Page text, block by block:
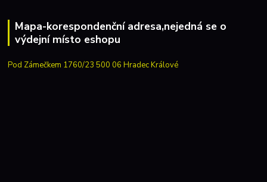
Mapa-korespondenční adresa,nejedná se o
výdejní místo eshopu
Pod Zámečkem 1760/23 500 06 Hradec Králové